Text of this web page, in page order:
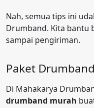
Nah, semua tips ini
Drumband. Kita bantu
sampai pengiriman.
Paket
Di Mahakarya
drumband murah